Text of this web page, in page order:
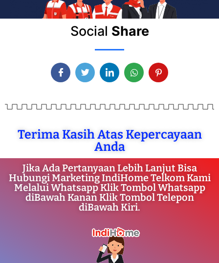
Social Share
Terima Kasih Atas Kepercayaan
Anda
Jika Ada Pertanyaan Lebih Lanjut Bisa
Hubungi Marketing IndiHome Telkom Kami
Melalui Whatsapp Klik Tombol Whatsapp
diBawah Kanan Klik Tombol Telepon
diBawah Kiri.